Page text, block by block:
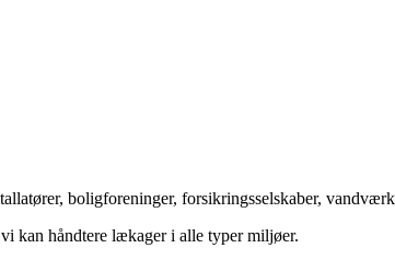
boligforeninger, forsikringsselskaber,
kan håndtere lækager i alle typer miljøer.